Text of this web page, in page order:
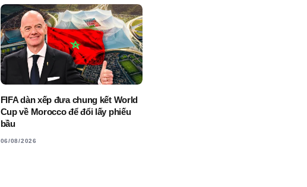
FIFA dàn xếp đưa chung kết World
Cup về Morocco để đổi lấy phiếu
bầu
06/08/2026